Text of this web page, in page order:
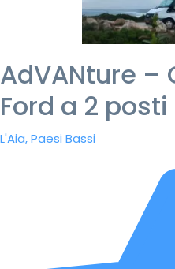
AdVANture –
Ford a 2
L'Aia, Paesi Bassi